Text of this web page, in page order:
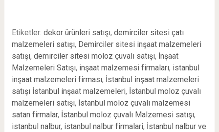
Etiketler: dekor ürünleri satışı, demirciler sitesi çatı
malzemeleri satışı, Demirciler sitesi inşaat malzemeleri
satışı, demirciler sitesi moloz çuvalı satışı, İnşaat
Malzemeleri Satışı, inşaat malzemesi firmaları, istanbul
inşaat malzemeleri firması, İstanbul inşaat malzemeleri
satışı İstanbul inşaat malzemeleri, İstanbul moloz çuvalı
malzemeleri satışı, İstanbul moloz çuvalı malzemesi
satan firmalar, İstanbul moloz çuvalı Malzemesi satışı,
istanbul nalbur, istanbul nalbur firmalari, İstanbul nalbur ve